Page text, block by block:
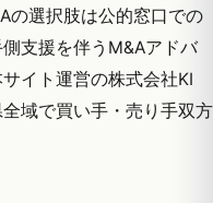
の選択肢は公的窓口での
支援を伴うM&Aアドバ
イト運営の株式会社KI
域で買い手・売り手双方